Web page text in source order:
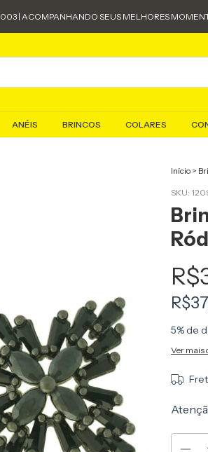
| ACOMPANHANDO SEUS MELHORES
ANÉIS BRINCOS COLARES
Início >
SKU:
5% de
Ver mais